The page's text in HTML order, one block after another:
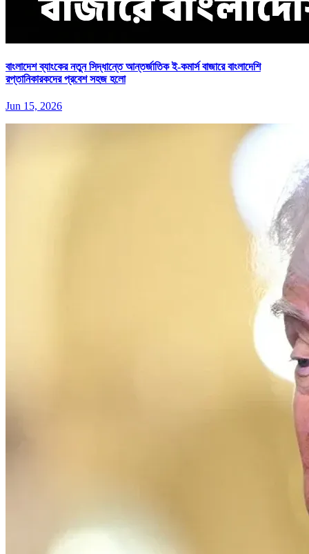
বাংলাদেশ ব্যাংকের নতুন সিদ্ধান্তে আন্তর্জাতিক ই-কমার্স বাজারে বাংলাদেশি
রপ্তানিকারকদের প্রবেশ সহজ হলো
Jun 15, 2026